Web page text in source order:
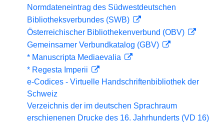
Normdateneintrag des Südwestdeutschen
Bibliotheksverbundes (SWB)
Österreichischer Bibliothekenverbund (OBV)
Gemeinsamer Verbundkatalog (GBV)
* Manuscripta Mediaevalia
* Regesta Imperii
e-Codices - Virtuelle Handschriftenbibliothek der
Schweiz
Verzeichnis der im deutschen Sprachraum
erschienenen Drucke des 16. Jahrhunderts (VD 16)